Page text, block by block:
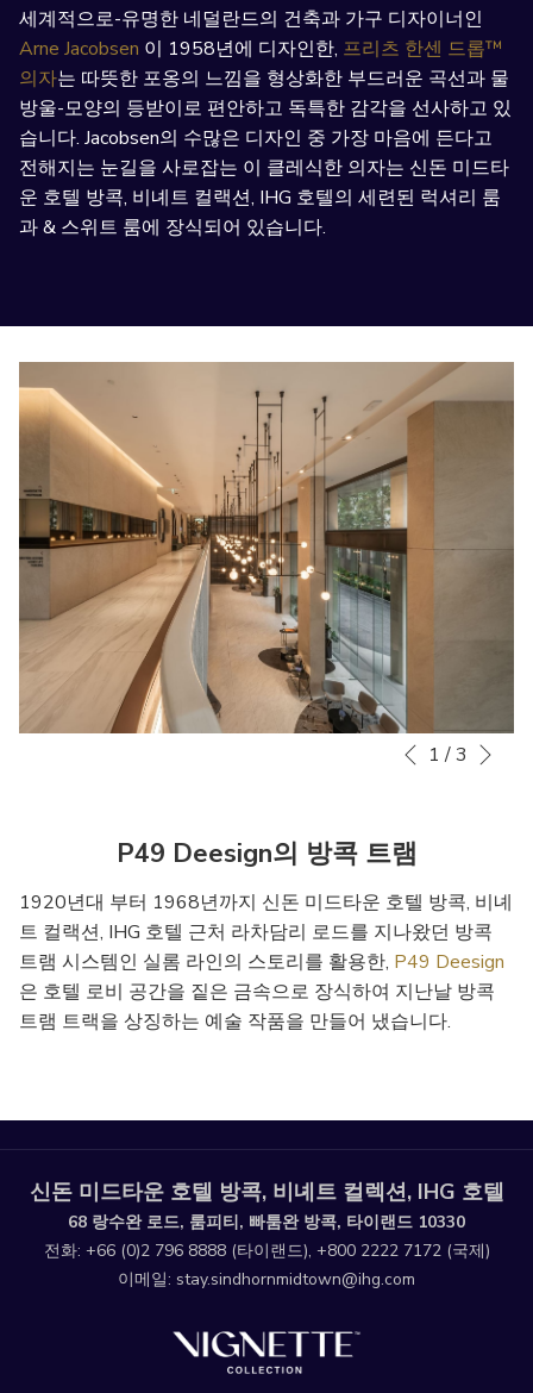
세계적으로-유명한 네덜란드의 건축과 가구 디자이너인
Arne Jacobsen 이 1958년에 디자인한, 프리츠 한센 드롭™
의자는 따뜻한 포옹의 느낌을 형상화한 부드러운 곡선과 물
방울-모양의 등받이로 편안하고 독특한 감각을 선사하고 있
습니다. Jacobsen의 수많은 디자인 중 가장 마음에 든다고
전해지는 눈길을 사로잡는 이 클레식한 의자는 신돈 미드타
운 호텔 방콕, 비녜트 컬랙션, IHG 호텔의 세련된 럭셔리 룸
과 & 스위트 룸에 장식되어 있습니다.
will
update
the
content
above
Slideshow
Clicking
following
links
will
update
the
content
above
Previous
1 /3
P49 Deesign의 방콕 트램
1920년대 부터 1968년까지 신돈 미드타운 호텔 방콕, 비녜
트 컬랙션, IHG 호텔 근처 라차담리 로드를 지나왔던 방콕
트램 시스템인 실롬 라인의 스토리를 활용한, P49 Deesign
은 호텔 로비 공간을 짙은 금속으로 장식하여 지난날 방콕
트램 트랙을 상징하는 예술 작품을 만들어 냈습니다.
신돈 미드타운 호텔 방콕, 비녜트 컬렉션, IHG 호텔
68 랑수완 로드, 룸피티, 빠툼완 방콕, 타이랜드 10330
전화: +66 (0)2 796 8888(타이랜드), +800 2222 7172(국제)
이메일: stay.sindhornmidtown@ihg.com